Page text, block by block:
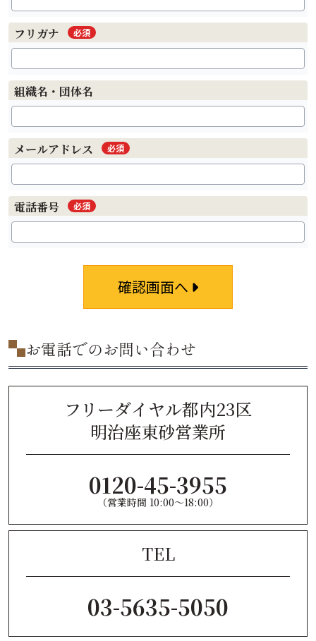
フリガナ 必須
組織名・団体名
メールアドレス 必須
電話番号 必須
確認画面へ
お電話でのお問い合わせ
フリーダイヤル都内23区
明治座東砂営業所
0120-45-3955
（営業時間 10:00〜18:00）
TEL
03-5635-5050